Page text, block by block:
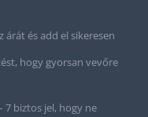
árát és add el sikeresen
hogy gyorsan vevőre
7 biztos jel, hogy ne